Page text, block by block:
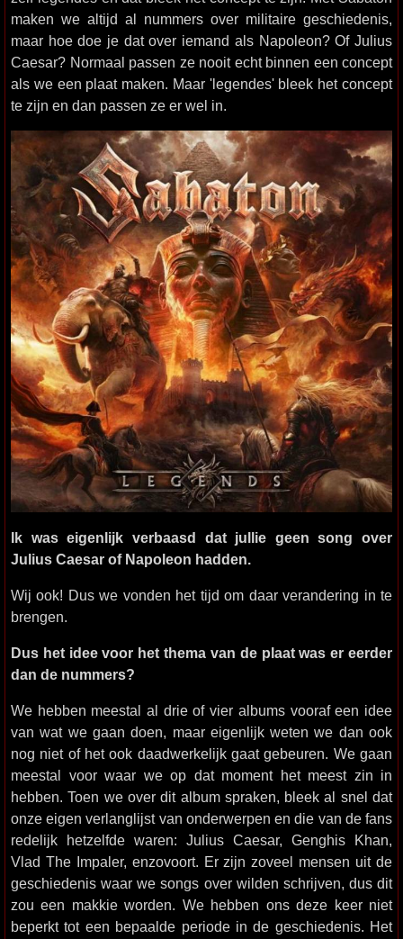
maken we altijd al nummers over militaire geschiedenis,
maar hoe doe je dat over iemand als Napoleon? Of Julius
Caesar? Normaal passen ze nooit echt binnen een concept
als we een plaat maken. Maar 'legendes' bleek het concept
te zijn en dan passen ze er wel in.
Ik was eigenlijk verbaasd dat jullie geen song over
Julius Caesar of Napoleon hadden.
Wij ook! Dus we vonden het tijd om daar verandering in te
brengen.
Dus het idee voor het thema van de plaat was er eerder
dan de nummers?
We hebben meestal al drie of vier albums vooraf een idee
van wat we gaan doen, maar eigenlijk weten we dan ook
nog niet of het ook daadwerkelijk gaat gebeuren. We gaan
meestal voor waar we op dat moment het meest zin in
hebben. Toen we over dit album spraken, bleek al snel dat
onze eigen verlanglijst van onderwerpen en die van de fans
redelijk hetzelfde waren: Julius Caesar, Genghis Khan,
Vlad The Impaler, enzovoort. Er zijn zoveel mensen uit de
geschiedenis waar we songs over wilden schrijven, dus dit
zou een makkie worden. We hebben ons deze keer niet
beperkt tot een bepaalde periode in de geschiedenis. Het